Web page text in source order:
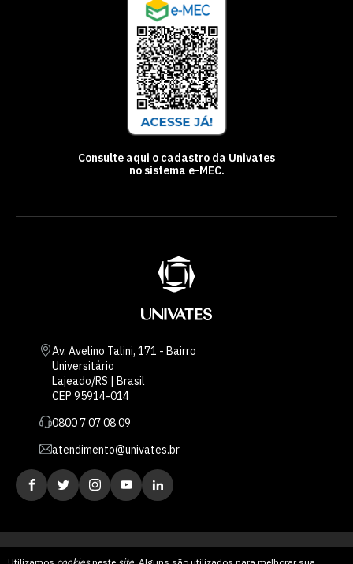
Consulte aqui o cadastro da Univates
no sistema e-MEC.
Av. Avelino Talini, 171 - Bairro
Universitário
Lajeado/RS | Brasil
CEP 95914-014
0800 7 07 08 09
atendimento@univates.br